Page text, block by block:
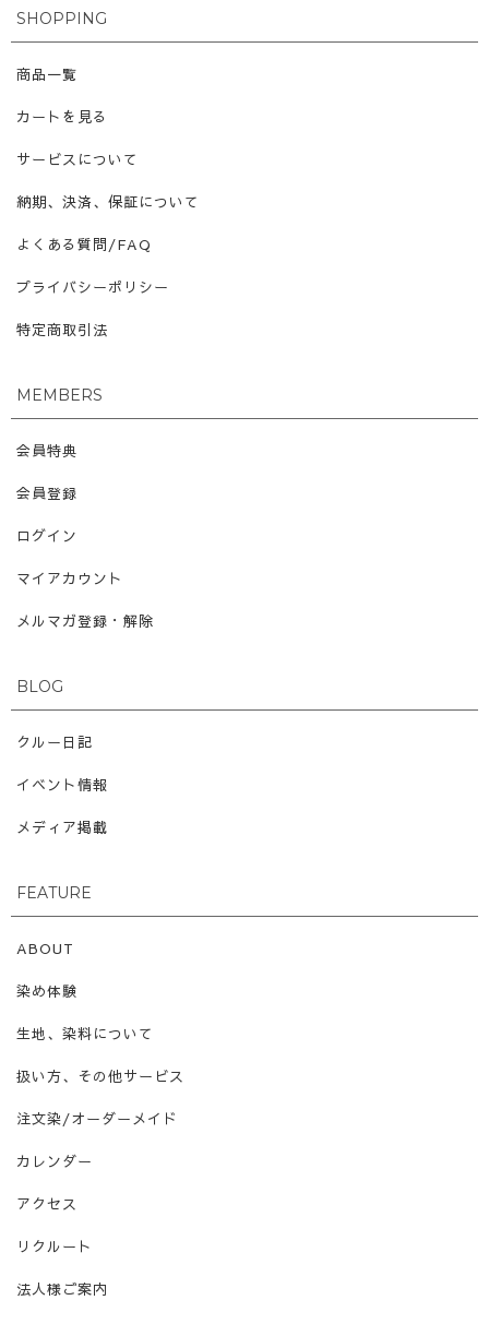
SHOPPING
商品一覧
カートを見る
サービスについて
納期、決済、保証について
よくある質問/FAQ
プライバシーポリシー
特定商取引法
MEMBERS
会員特典
会員登録
ログイン
マイアカウント
メルマガ登録・解除
BLOG
クルー日記
イベント情報
メディア掲載
FEATURE
ABOUT
染め体験
生地、染料について
扱い方、その他サービス
注文染/オーダーメイド
カレンダー
アクセス
リクルート
法人様ご案内